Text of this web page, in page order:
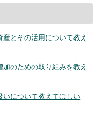
とその活用について教え
のための取り組みを教え
いについて教えてほしい